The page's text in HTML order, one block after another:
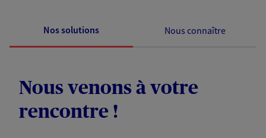
Nos solutions Nous connaître
Nous venons à votre
rencontre !